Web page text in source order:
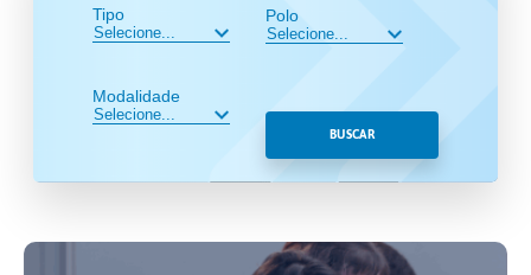
Tipo
Modalidade
Polo
BUSCAR